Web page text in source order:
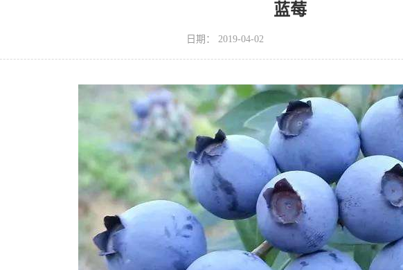
蓝莓
日期： 2019-04-02